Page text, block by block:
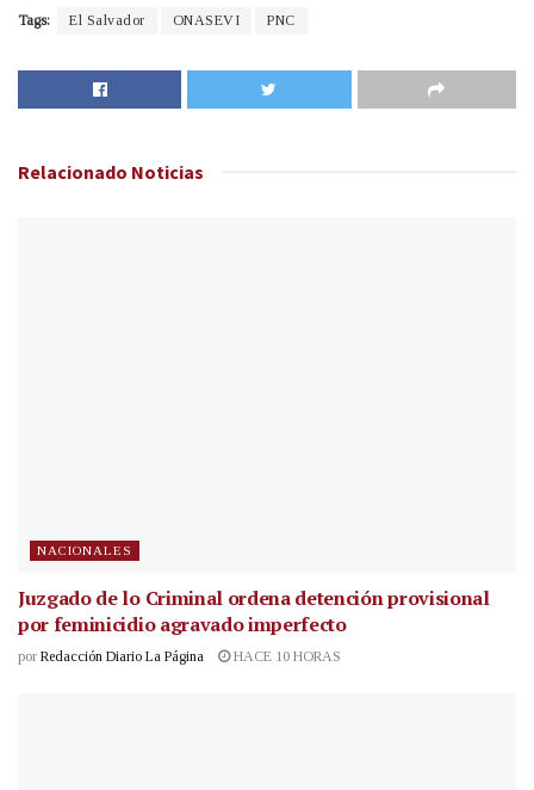
Tags: El Salvador ONASEVI PNC
Relacionado Noticias
NACIONALES
Juzgado de lo Criminal ordena detención provisional
por feminicidio agravado imperfecto
por Redacción Diario La Página HACE 10 HORAS